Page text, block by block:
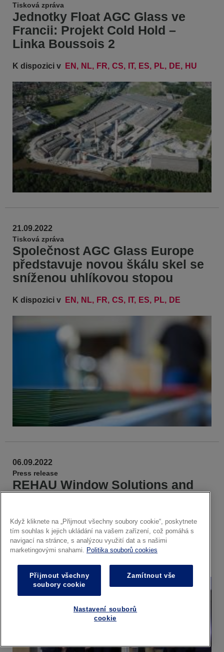
Tisková zpráva
Jednotky Float AGC Glass ve
Francii: Projekt Cold Hold –
Linka Boussois 2
K dispozici v EN NL FR CS IT ES PL DE HU
21.09.2022
Tisková zpráva
Společnost AGC Glass Europe
představuje novou škálu skel se
sníženou uhlíkovou stopou
K dispozici v EN NL FR CS IT ES PL DE
06.09.2022
Press release
REHAU Window Solutions and
of window and door solutions
with vacuum insulating glass
Když kliknete na „Přijmout všechny soubory cookie“, poskytnete
tím souhlas k jejich ukládání na vašem zařízení, což pomáhá s
navigací na stránce, s analýzou využití dat a s našimi
marketingovými snahami. Politika souborů cookies
Přijmout všechny
soubory cookie
Zamítnout vše
Nastavení souborů
cookie